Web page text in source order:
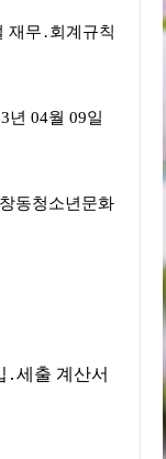
재무․회계규칙
년 04월 09일
창동청소년문화
․세출 계산서